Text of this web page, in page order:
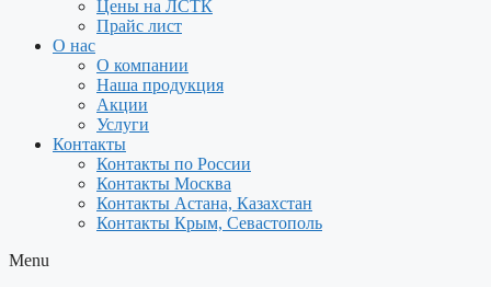
Цены на ЛСТК
Прайс лист
О нас
О компании
Наша продукция
Акции
Услуги
Контакты
Контакты по России
Контакты Москва
Контакты Астана, Казахстан
Контакты Крым, Севастополь
Menu